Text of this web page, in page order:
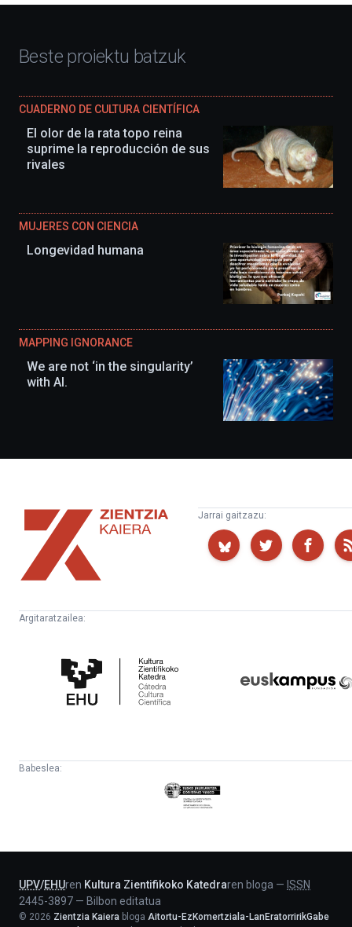
Beste proiektu batzuk
CUADERNO DE CULTURA CIENTÍFICA
El olor de la rata topo reina
suprime la reproducción de sus
rivales
MUJERES CON CIENCIA
Longevidad humana
MAPPING IGNORANCE
We are not ‘in the singularity’
with AI.
Zientzia
Kaiera
Jarrai gaitzazu:
Argitaratzailea:
Zientifikoko
Katedra
Babeslea:
Eusko
Jaurlaritza
UPV/EHUren Kultura Zientifikoko Katedraren bloga — ISSN
2445-3897 — Bilbon editatua
© 2026 Zientzia Kaiera bloga Aitortu-EzKomertziala-LanEratorririkGabe